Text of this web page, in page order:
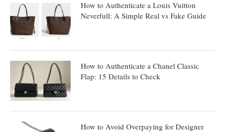
How to Authenticate a Louis Vuitton
Neverfull: A Simple Real vs Fake Guide
How to Authenticate a Chanel Classic
Flap: 15 Details to Check
How to Avoid Overpaying for Designer